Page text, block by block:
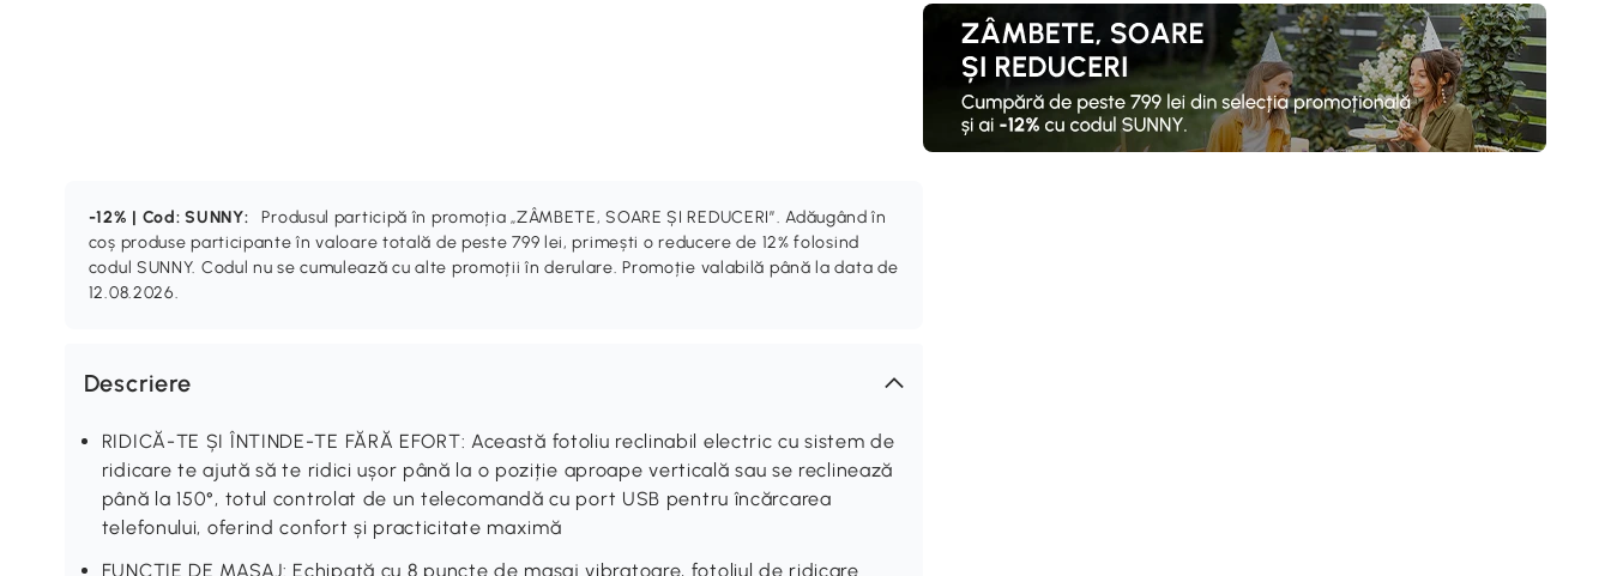
-12% | Cod: SUNNY:
Produsul participă în promoția „ZÂMBETE, SOARE ȘI REDUCERI”. Adăugând în
coș produse participante în valoare totală de peste 799 lei, primești o reducere de 12% folosind
codul SUNNY. Codul nu se cumulează cu alte promoții în derulare. Promoție valabilă până la data de
12.08.2026.
Descriere
RIDICĂ-TE ȘI ÎNTINDE-TE FĂRĂ EFORT: Această fotoliu reclinabil electric cu sistem de
ridicare te ajută să te ridici ușor până la o poziție aproape verticală sau se reclinează
până la 150°, totul controlat de un telecomandă cu port USB pentru încărcarea
telefonului, oferind confort și practicitate maximă
FUNCȚIE DE MASAJ: Echipată cu 8 puncte de masaj vibratoare, fotoliul de ridicare